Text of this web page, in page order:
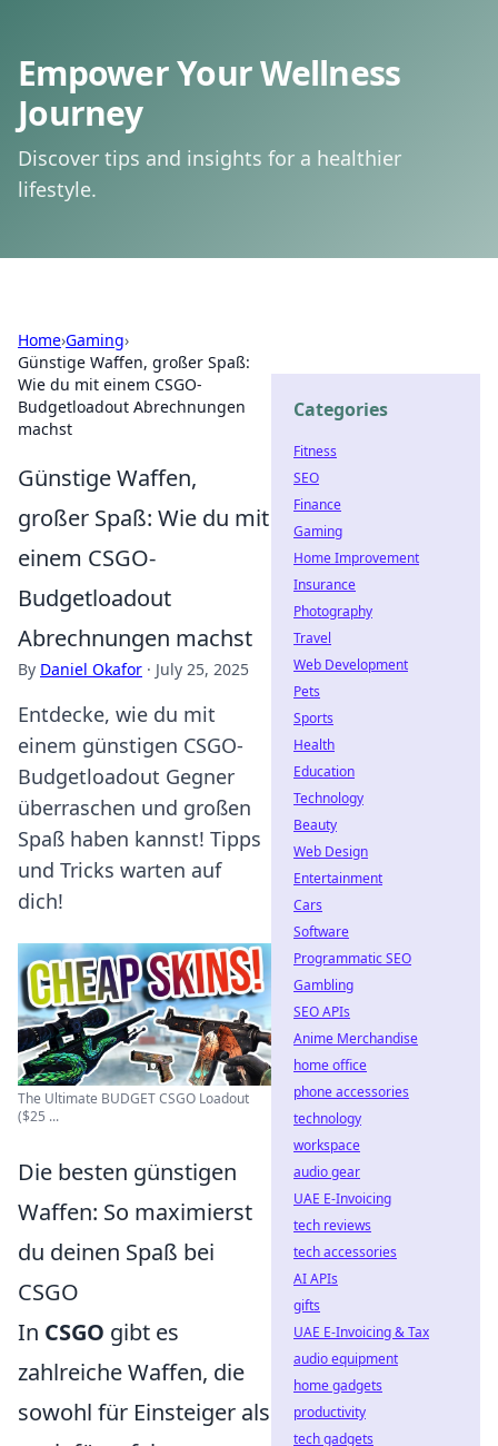
Empower Your Wellness
Journey
Discover tips and insights for a healthier
lifestyle.
Home›Gaming›
Günstige Waffen, großer Spaß:
Wie du mit einem CSGO-
Budgetloadout Abrechnungen
machst
Günstige Waffen,
großer Spaß: Wie du mit
einem CSGO-
Budgetloadout
Abrechnungen machst
By Daniel Okafor · July 25, 2025
Entdecke, wie du mit
einem günstigen CSGO-
Budgetloadout Gegner
überraschen und großen
Spaß haben kannst! Tipps
und Tricks warten auf
dich!
The Ultimate BUDGET CSGO Loadout
($25 ...
Die besten günstigen
Waffen: So maximierst
du deinen Spaß bei
CSGO
In CSGO gibt es
zahlreiche Waffen, die
sowohl für Einsteiger als
Categories
Fitness
SEO
Finance
Gaming
Home Improvement
Insurance
Photography
Travel
Web Development
Pets
Sports
Health
Education
Technology
Beauty
Web Design
Entertainment
Cars
Software
Programmatic SEO
Gambling
SEO APIs
Anime Merchandise
home office
phone accessories
technology
workspace
audio gear
UAE E-Invoicing
tech reviews
tech accessories
AI APIs
gifts
UAE E-Invoicing & Tax
audio equipment
home gadgets
productivity
tech gadgets